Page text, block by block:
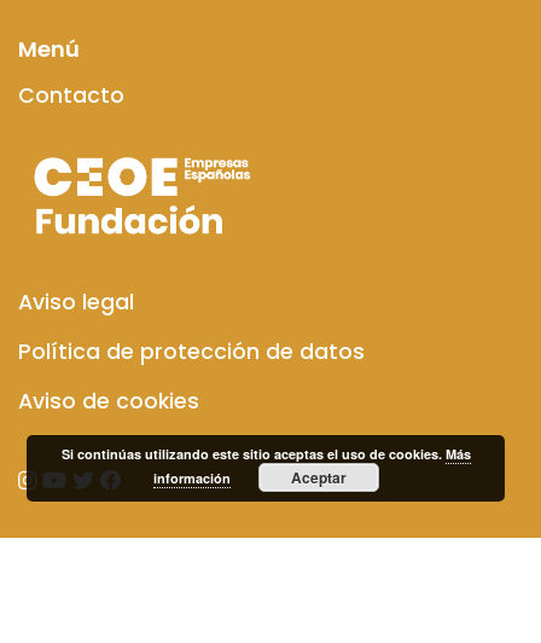
Menú
Contacto
Aviso legal
Política de protección de datos
Aviso de cookies
Si continúas utilizando este sitio aceptas el uso de cookies. Más
información
Aceptar